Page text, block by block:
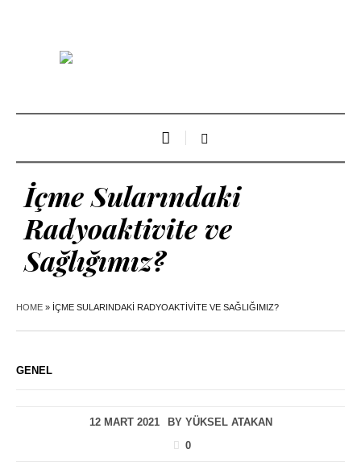
İçme Sularındaki
Radyoaktivite ve
Sağlığımız?
HOME » İÇME SULARINDAKI RADYOAKTIVITE VE SAĞLIĞIMIZ?
GENEL
12 MART 2021 BY YÜKSEL ATAKAN
0